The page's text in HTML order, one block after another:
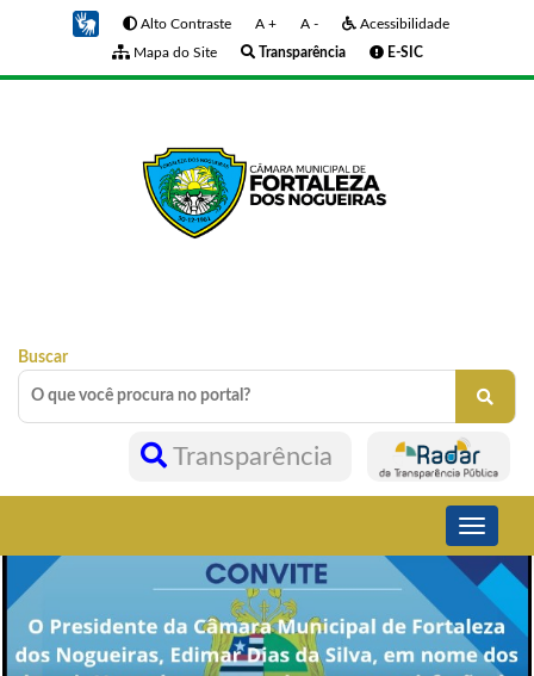
Alto Contraste A + A -
Acessibilidade
Mapa do Site
Transparência E-SIC
Buscar
Transparência
Toggle